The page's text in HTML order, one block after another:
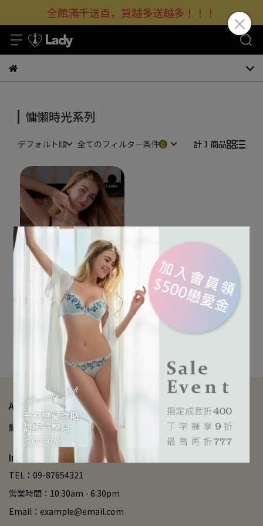
全館滿千送百，買越多送越多！！！
慵懶時光系列
デフォルト順 全てのフィルター条件 計 1 商品
慵懶午後的獨處時光
慵懶時光系列 素面無痕深
線W鋼圈內衣 C-E罩(隨性
NT$1,690
カートに入れる
About Us
關於我們 服務條款 退款政策 聯絡我們
Informations
TEL：09-87654321
営業時間：10:30am - 6:30pm
Email：example@email.com